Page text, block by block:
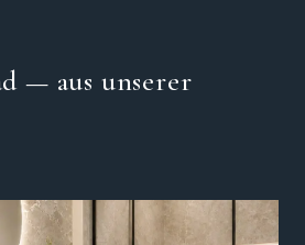
— aus unserer